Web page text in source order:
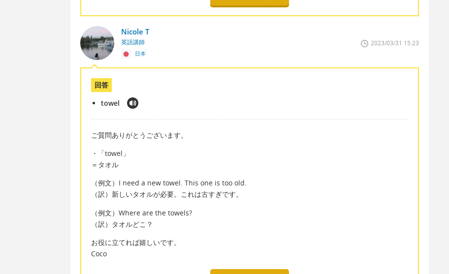
Nicole T
英語講師
日本
2023/03/31 15:23
回答
towel
ご質問ありがとうございます。
・「towel」
＝タオル
（例文）I need a new towel. This one is too old.
（訳）新しいタオルが必要。これは古すぎです。
（例文）Where are the towels?
（訳）タオルどこ？
お役に立てれば嬉しいです。
Coco